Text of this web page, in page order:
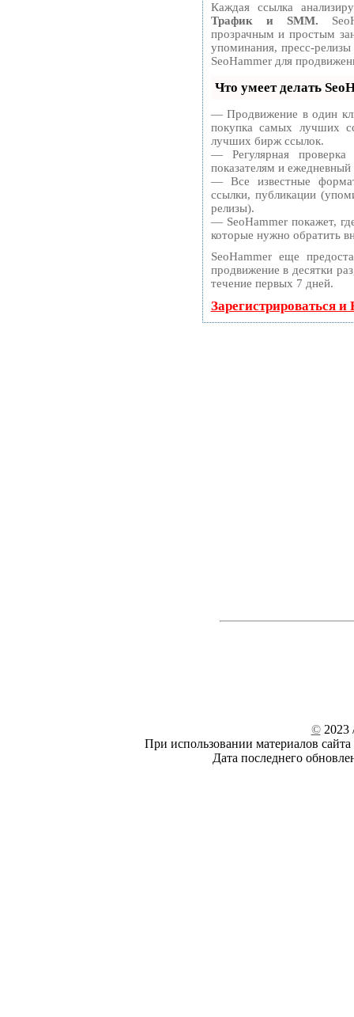
Каждая ссылка
Трафик и SMM.
прозрачным и простым
упоминания, пресс-
SeoHammer для
Что умеет делать
— Продвижение в один
покупка самых лучших
лучших бирж ссылок.
— Регулярная
показателям и ежедневный
— Все известные
ссылки, публикации
релизы).
— SeoHammer покажет,
которые нужно обратить
SeoHammer еще
продвижение в десятки
течение первых 7 дней.
Зарегистрироваться
©2023
При использовании материалов
Дата последнего